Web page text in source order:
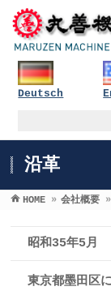
Deutsch
沿革
HOME » 会社概要 »
昭和35年5月
東京都墨田区